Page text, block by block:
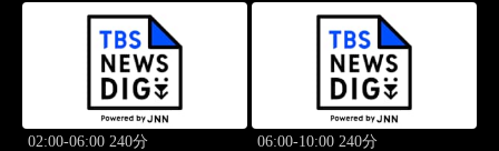
02:00-06:00 240分 06:00-10:00 240分